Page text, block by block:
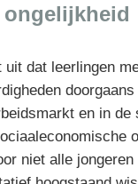
ongelijkheid
uit dat leerlingen
en in de
niet alle